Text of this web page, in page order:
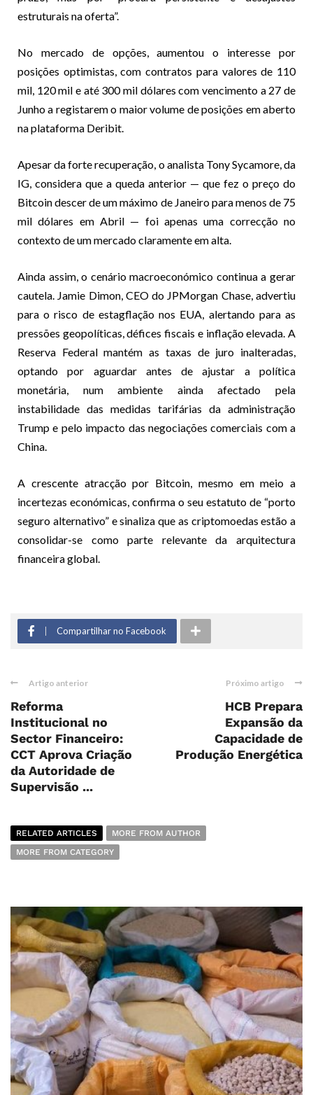
estruturais na oferta”.
No mercado de opções, aumentou o interesse por
posições optimistas, com contratos para valores de 110
mil, 120 mil e até 300 mil dólares com vencimento a 27 de
Junho a registarem o maior volume de posições em aberto
na plataforma Deribit.
Apesar da forte recuperação, o analista Tony Sycamore, da
IG, considera que a queda anterior — que fez o preço do
Bitcoin descer de um máximo de Janeiro para menos de 75
mil dólares em Abril — foi apenas uma correcção no
contexto de um mercado claramente em alta.
Ainda assim, o cenário macroeconómico continua a gerar
cautela. Jamie Dimon, CEO do JPMorgan Chase, advertiu
para o risco de estagflação nos EUA, alertando para as
pressões geopolíticas, défices fiscais e inflação elevada. A
Reserva Federal mantém as taxas de juro inalteradas,
optando por aguardar antes de ajustar a política
monetária, num ambiente ainda afectado pela
instabilidade das medidas tarifárias da administração
Trump e pelo impacto das negociações comerciais com a
China.
A crescente atracção por Bitcoin, mesmo em meio a
incertezas económicas, confirma o seu estatuto de “porto
seguro alternativo” e sinaliza que as criptomoedas estão a
consolidar-se como parte relevante da arquitectura
financeira global.
Compartilhar no Facebook
Artigo anterior
Reforma
Institucional no
Sector Financeiro:
CCT Aprova Criação
da Autoridade de
Supervisão ...
Próximo artigo
HCB Prepara
Expansão da
Capacidade de
Produção Energética
RELATED ARTICLES
MORE FROM AUTHOR
MORE FROM CATEGORY